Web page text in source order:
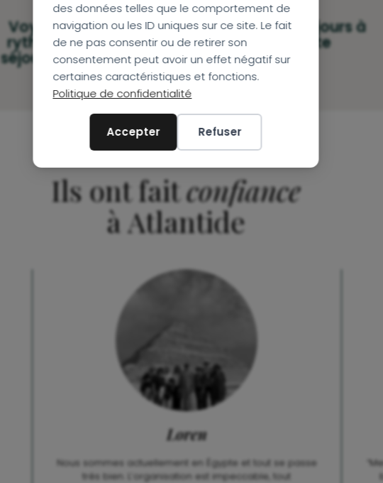
des données telles que le comportement de
navigation ou les ID uniques sur ce site. Le fait
de ne pas consentir ou de retirer son
consentement peut avoir un effet négatif sur
certaines caractéristiques et fonctions.
Politique de confidentialité
Accepter Refuser
Voyagez à votre
rythme avec des
séjours sur mesure
Des experts toujours à
votre écoute
Ils ont faitconfiance
à Atlantide
Loren
Nous sommes actuellement en Égypte et tout se passe
très bien.
L’organisation est impeccable, tout